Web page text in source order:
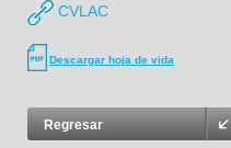
CVLAC
Descargar hoja de vida
Regresar